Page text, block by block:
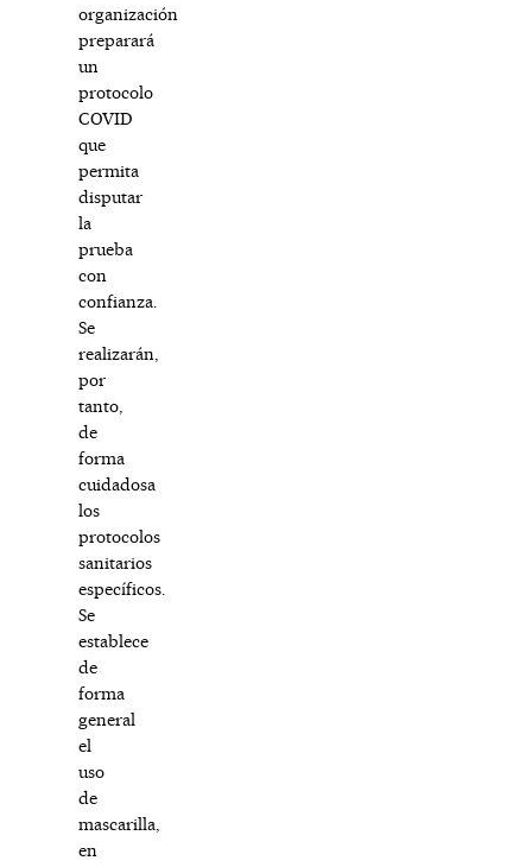
organización
preparará
un
protocolo
COVID
que
permita
disputar
la
prueba
con
confianza.
Se
realizarán,
por
tanto,
de
forma
cuidadosa
los
protocolos
sanitarios
específicos.
Se
establece
de
forma
general
el
uso
de
mascarilla,
en